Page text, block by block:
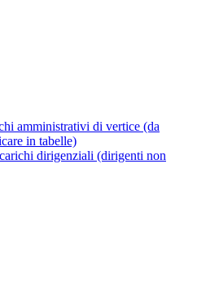
amministrativi di vertice (da
in tabelle)
dirigenziali (dirigenti non